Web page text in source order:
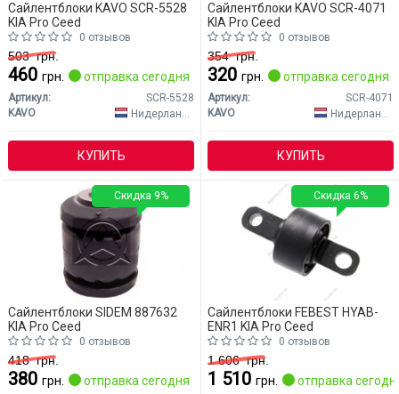
Сайлентблоки KAVO SCR-5528
KIA Pro Ceed
0 отзывов
503грн.
460 грн. отправка сегодня
Артикул:
SCR-5528
KAVO
Нидерланды
КУПИТЬ
Сайлентблоки KAVO SCR-4071
KIA Pro Ceed
0 отзывов
354грн.
320 грн. отправка сегодня
Артикул:
SCR-4071
KAVO
Нидерланды
КУПИТЬ
Сайлентблоки SIDEM 887632
KIA Pro Ceed
0 отзывов
418грн.
380 грн. отправка сегодня
Скидка 9%
Сайлентблоки FEBEST HYAB-
ENR1 KIA Pro Ceed
0 отзывов
1 606грн.
1 510 грн. отправка
Скидка 6%